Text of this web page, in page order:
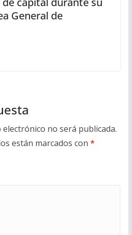
General de
no será publicada.
están marcados con *